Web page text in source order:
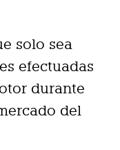
solo sea
efectuadas
durante
del